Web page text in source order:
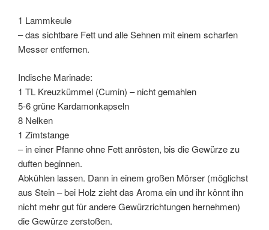
1 Lammkeule
– das sichtbare Fett und alle Sehnen mit einem scharfen
Messer entfernen.
Indische Marinade:
1 TL Kreuzkümmel (Cumin) – nicht gemahlen
5-6 grüne Kardamonkapseln
8 Nelken
1 Zimtstange
– in einer Pfanne ohne Fett anrösten, bis die Gewürze zu
duften beginnen.
Abkühlen lassen. Dann in einem großen Mörser (möglichst
aus Stein – bei Holz zieht das Aroma ein und ihr könnt ihn
nicht mehr gut für andere Gewürzrichtungen hernehmen)
die Gewürze zerstoßen.